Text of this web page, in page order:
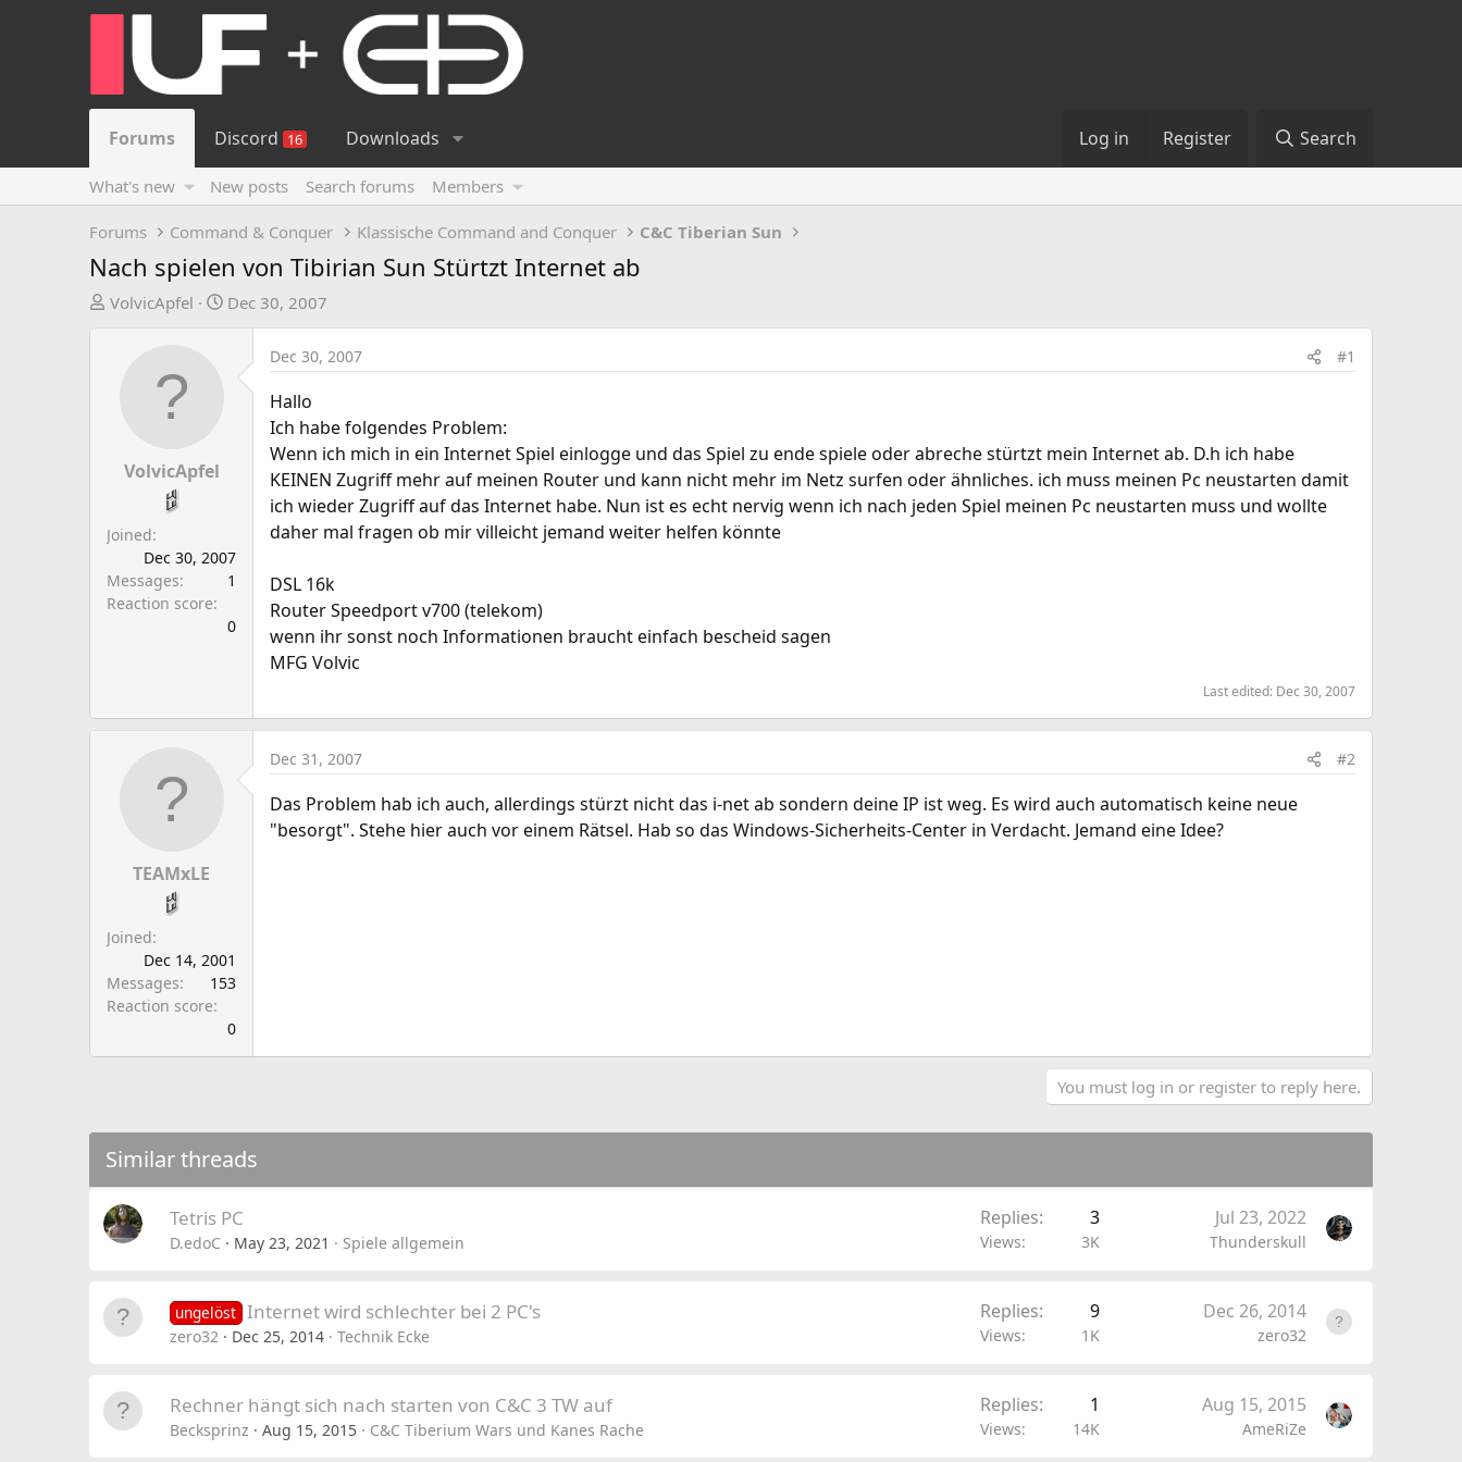
Forums Discord 16 Downloads Log in Register Search
What's new New posts Search forums Members
Forums Command & Conquer Klassische Command and Conquer C&C Tiberian Sun
Nach spielen von Tibirian Sun Stürtzt Internet ab
T
t
r
VolvicApfel
S
Dec 30, 2007
VolvicApfel
Joined
Dec 30, 2007
Messages
1
Reaction score
0
Dec 30, 2007 #1
Hallo
Ich habe folgendes Problem:
Wenn ich mich in ein Internet Spiel einlogge und das Spiel zu ende spiele oder abreche stürtzt mein Internet ab. D.h ich habe
KEINEN Zugriff mehr auf meinen Router und kann nicht mehr im Netz surfen oder ähnliches. ich muss meinen Pc neustarten damit
ich wieder Zugriff auf das Internet habe. Nun ist es echt nervig wenn ich nach jeden Spiel meinen Pc neustarten muss und wollte
daher mal fragen ob mir villeicht jemand weiter helfen könnte
DSL 16k
Router Speedport v700 (telekom)
wenn ihr sonst noch Informationen braucht einfach bescheid sagen
MFG Volvic
Last edited: Dec 30, 2007
TEAMxLE
Joined
Dec 14, 2001
Messages
153
Reaction score
0
Dec 31, 2007 #2
Das Problem hab ich auch, allerdings stürzt nicht das i-net ab sondern deine IP ist weg. Es wird auch automatisch keine neue
"besorgt". Stehe hier auch vor einem Rätsel. Hab so das Windows-Sicherheits-Center in Verdacht. Jemand eine Idee?
You must log in or register to reply here.
Similar threads
Tetris PC
D.edoC May 23, 2021 Spiele allgemein
Replies 3
Views 3K
Jul 23, 2022
Thunderskull
ungelöst Internet wird schlechter bei 2 PC's
zero32 Dec 25, 2014 Technik Ecke
Replies 9
Views 1K
Dec 26, 2014
zero32
Rechner hängt sich nach starten von C&C 3 TW auf
Becksprinz Aug 15, 2015 C&C Tiberium Wars und Kanes Rache
Replies 1
Views 14K
Aug 15, 2015
AmeRiZe